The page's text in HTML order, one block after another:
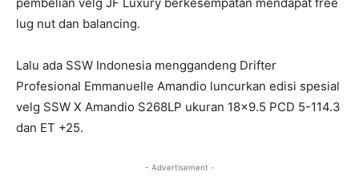
lug nut dan balancing.
Lalu ada SSW Indonesia menggandeng Drifter
Profesional Emmanuelle Amandio luncurkan edisi spesial
velg SSW X Amandio S268LP ukuran 18×9.5 PCD 5-114.3
dan ET +25.
- Advertisement -